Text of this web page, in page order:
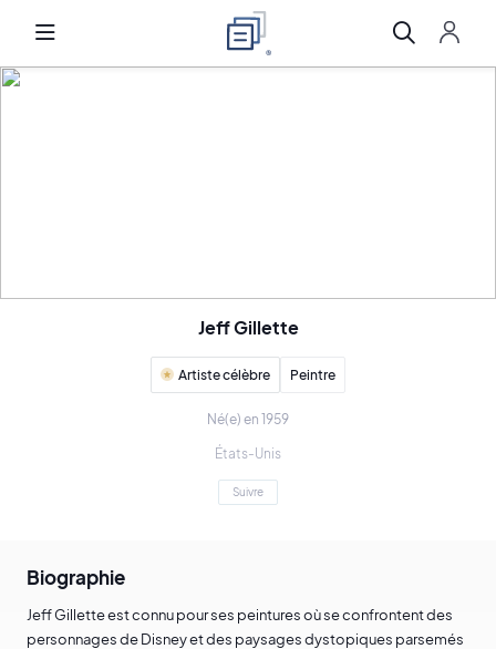
Jeff Gillette
Artiste célèbre Peintre
Né(e) en 1959
États-Unis
Suivre
Biographie
Jeff Gillette est connu pour ses peintures où se confrontent des
personnages de Disney et des paysages dystopiques parsemés